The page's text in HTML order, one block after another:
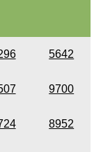
5642
9700
8952